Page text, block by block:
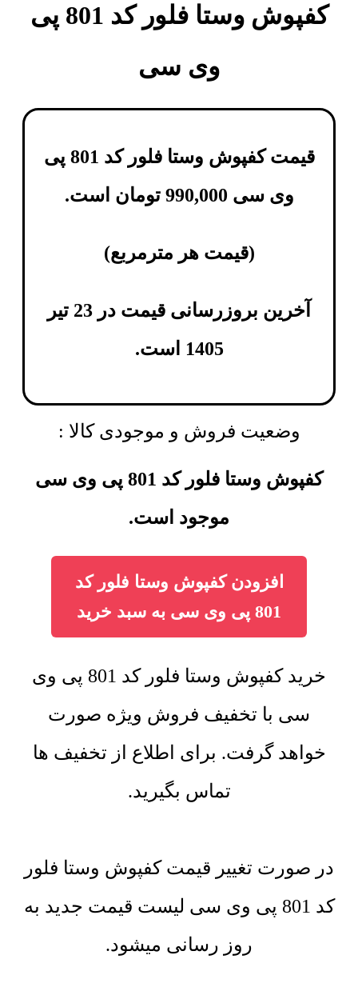
کفپوش وستا فلور کد 801 پی
وی سی
قیمت کفپوش وستا فلور کد 801 پی
وی سی 990,000 تومان است.
(قیمت هر مترمربع)
آخرین بروزرسانی قیمت در 23 تیر
1405 است.
وضعیت فروش و موجودی کالا :
کفپوش وستا فلور کد 801 پی وی سی
موجود است.
افزودن کفپوش وستا فلور کد
801 پی وی سی به سبد خرید
خرید کفپوش وستا فلور کد 801 پی وی
سی با تخفیف فروش ویژه صورت
خواهد گرفت. برای اطلاع از تخفیف ها
تماس بگیرید.
در صورت تغییر قیمت کفپوش وستا فلور
کد 801 پی وی سی لیست قیمت جدید به
روز رسانی میشود.